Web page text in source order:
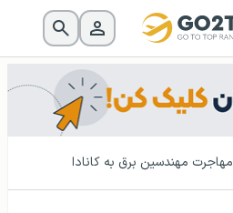
مهاجرت مهندسین برق به کانادا